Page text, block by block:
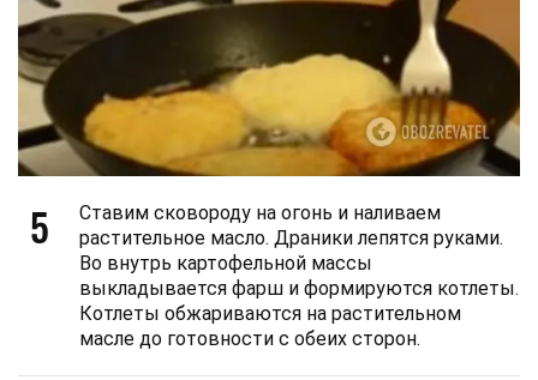
5
Ставим сковороду на огонь и наливаем
растительное масло. Драники лепятся руками.
Во внутрь картофельной массы
выкладывается фарш и формируются котлеты.
Котлеты обжариваются на растительном
масле до готовности с обеих сторон.